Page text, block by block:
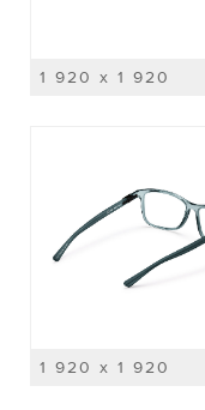
1 920 x 1 920
1 920 x 1 920